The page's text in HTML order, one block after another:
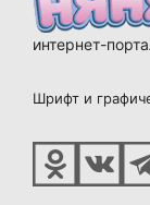
интернет-
Шрифт и